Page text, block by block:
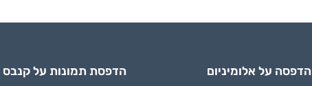
הדפסה על אלומיניום הדפסת תמונות על קנבס